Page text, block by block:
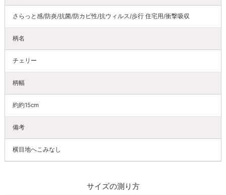
さらっと感/防炎/抗菌/防カビ性/抗ウィルス/歩行 住宅用/衝撃吸収
柄名
チェリー
柄幅
約約15cm
備考
横目地へこみなし
サイズの測り方